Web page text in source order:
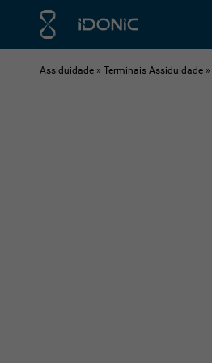
Assiduidade» Terminais Assiduidade»